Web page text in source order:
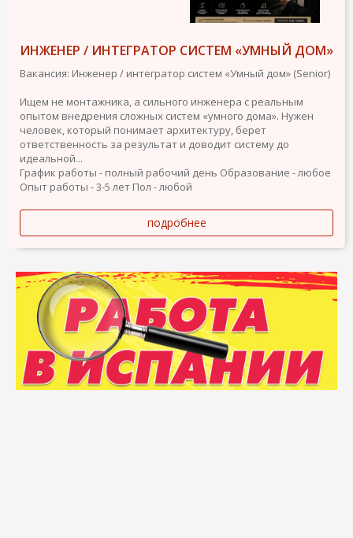
ИНЖЕНЕР / ИНТЕГРАТОР СИСТЕМ «УМНЫЙ ДОМ»
Вакансия: Инженер / интегратор систем «Умный дом» (Senior)
Ищем не монтажника, а сильного инженера с реальным
опытом внедрения сложных систем «умного дома». Нужен
человек, который понимает архитектуру, берет
ответственность за результат и доводит систему до
идеальной...
График работы - полный рабочий день Образование - любое
Опыт работы - 3-5 лет Пол - любой
подробнее